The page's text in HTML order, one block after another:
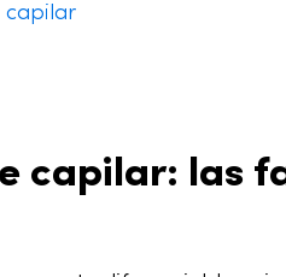
capilar
capilar: las